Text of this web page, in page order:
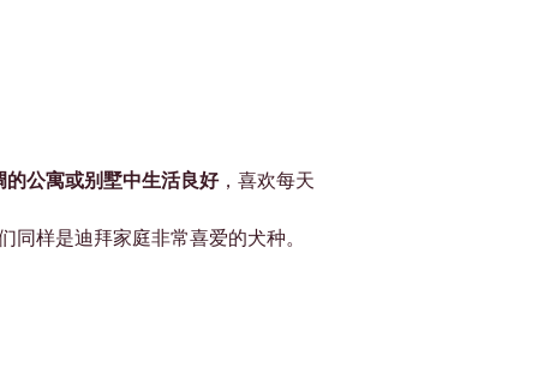
的公寓或别墅中生活良好，喜欢每天
们同样是迪拜家庭非常喜爱的犬种。